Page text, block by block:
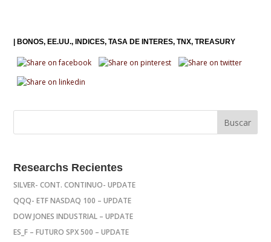
BONOS EE.UU. INDICES TASA DE INTERES TNX TREASURY
Researchs Recientes
SILVER- CONT. CONTINUO- UPDATE
QQQ- ETF NASDAQ 100 – UPDATE
DOW JONES INDUSTRIAL – UPDATE
ES_F – FUTURO SPX 500 – UPDATE